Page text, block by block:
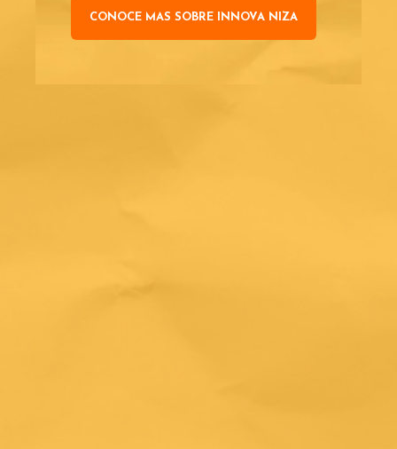
CONOCE MAS SOBRE INNOVA NIZA